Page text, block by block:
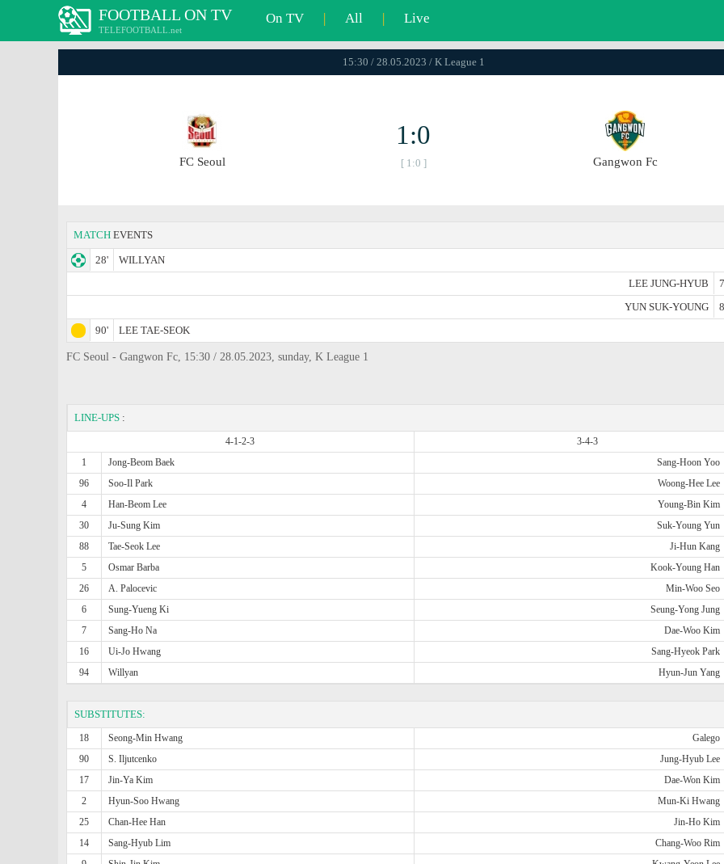
FOOTBALL ON TV
TELEFOOTBALL.net
On TV | All | Live
15:30 / 28.05.2023 / K League 1
FC Seoul
1:0
[ 1:0 ] Gangwon Fc
MATCH EVENTS
28'
WILLYAN
LEE JUNG-HYUB
YUN SUK-YOUNG
90'
LEE TAE-SEOK
FC Seoul - Gangwon Fc, 15:30 / 28.05.2023, sunday, K League 1
LINE-UPS :
4-1-2-3
3-4-3
1
Jong-Beom Baek Sang-Hoon Yoo
96
Soo-Il Park Woong-Hee Lee
4
Han-Beom Lee Young-Bin Kim
30
Ju-Sung Kim Suk-Young Yun
88
Tae-Seok Lee Ji-Hun Kang
5
Osmar Barba Kook-Young Han
26
A. Palocevic Min-Woo Seo
6
Sung-Yueng Ki Seung-Yong Jung
7
Sang-Ho Na Dae-Woo Kim
16
Ui-Jo Hwang Sang-Hyeok Park
94
Willyan Hyun-Jun Yang
SUBSTITUTES:
18 Seong-Min Hwang Galego
90
S. Iljutcenko Jung-Hyub Lee
17
Jin-Ya Kim Dae-Won Kim
2
Hyun-Soo Hwang Mun-Ki Hwang
25
Chan-Hee Han Jin-Ho Kim
14
Sang-Hyub Lim Chang-Woo Rim